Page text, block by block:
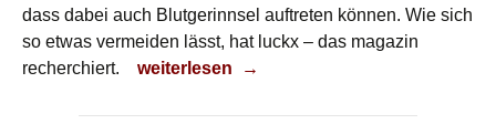
dass dabei auch Blutgerinnsel auftreten können. Wie sich
so etwas vermeiden lässt, hat luckx – das magazin
recherchiert.
Risiko
weiterlesen →